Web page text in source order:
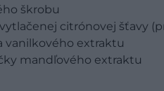
škrobu
citrónovej šťavy
vanilkového extraktu
mandľového extraktu